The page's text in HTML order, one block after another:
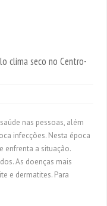
clima seco no Centro-
nas pessoas, além
infecções. Nesta época
enfrenta a situação.
As doenças mais
e dermatites. Para